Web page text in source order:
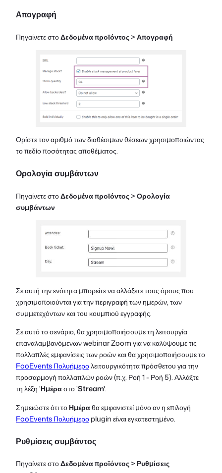
Απογραφή
Πηγαίνετε στοΔεδομένα προϊόντος>Απογραφή
Ορίστε τον αριθμό των διαθέσιμων θέσεων χρησιμοποιώντας
το πεδίο ποσότητας αποθέματος.
Ορολογία συμβάντων
Πηγαίνετε στοΔεδομένα προϊόντος>Ορολογία
συμβάντων
Σε αυτή την ενότητα μπορείτε να αλλάξετε τους όρους που
χρησιμοποιούνται για την περιγραφή των ημερών, των
συμμετεχόντων και του κουμπιού εγγραφής.
Σε αυτό το σενάριο, θα χρησιμοποιήσουμε τη λειτουργία
επαναλαμβανόμενων webinar Zoom για να καλύψουμε τις
πολλαπλές εμφανίσεις των ροών και θα χρησιμοποιήσουμε το
FooEvents Πολυήμερολειτουργικότητα πρόσθετου για την
προσαρμογή πολλαπλών ροών (π.χ. Ροή 1 - Ροή 5). Αλλάξτε
τη λέξη 'Ημέραστο 'Stream'.
Σημειώστε ότι τοΗμέραθα εμφανιστεί μόνο αν η επιλογή
FooEvents Πολυήμεροplugin είναι εγκατεστημένο.
Ρυθμίσεις συμβάντος
Πηγαίνετε στοΔεδομένα προϊόντος> Ρυθμίσεις